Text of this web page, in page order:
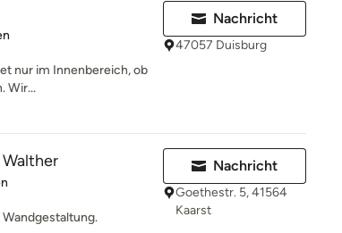
5 Sternen
nur im Innenbereich, ob
Wir...
Nachricht
47057 Duisburg
5 Sternen
Nachricht
Goethestr. 5, 41564
Kaarst